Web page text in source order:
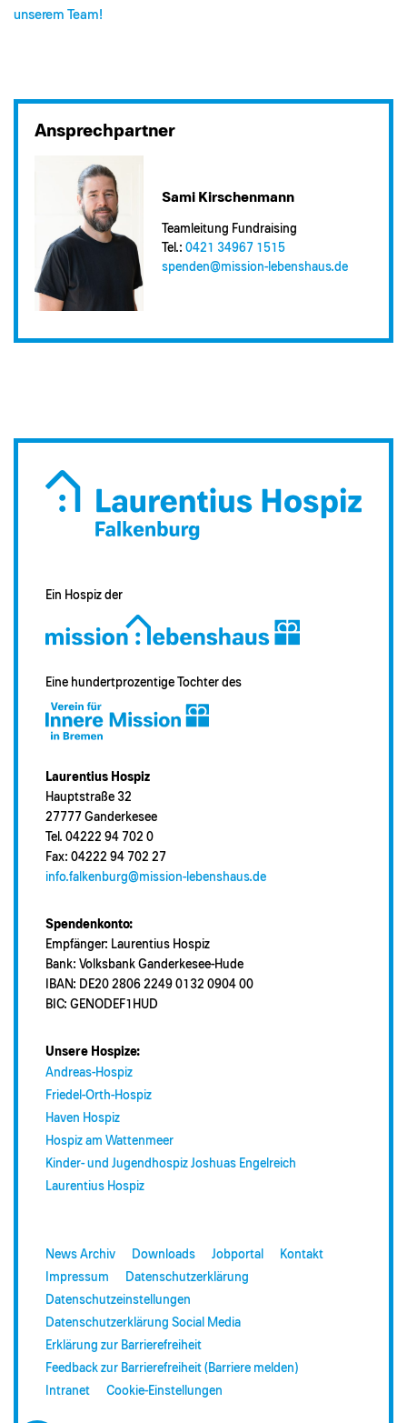
unserem Team!
Ansprechpartner
Sami Kirschenmann
Teamleitung Fundraising
Tel.: 0421 34967 1515
spenden@​mission-lebenshaus.de
Ein Hospiz der
Eine hundertprozentige Tochter des
Laurentius Hospiz
Hauptstraße 32
27777 Ganderkesee
Tel. 04222 94 702 0
Fax: 04222 94 702 27
info.falkenburg@mission-lebenshaus.de
Spendenkonto:
Empfänger: Laurentius Hospiz
Bank: Volksbank Ganderkesee-Hude
IBAN: DE20 2806 2249 0132 0904 00
BIC: GENODEF1HUD
Unsere Hospize:
Andreas-Hospiz
Friedel-Orth-Hospiz
Haven Hospiz
Hospiz am Wattenmeer
Kinder- und Jugendhospiz Joshuas Engelreich
Laurentius Hospiz
News Archiv Downloads Jobportal
Kontakt
Impressum
Datenschutzerklärung
Datenschutzeinstellungen
Datenschutzerklärung Social Media
Erklärung zur Barrierefreiheit
Feedback zur Barrierefreiheit (Barriere melden)
Intranet
Cookie-Einstellungen